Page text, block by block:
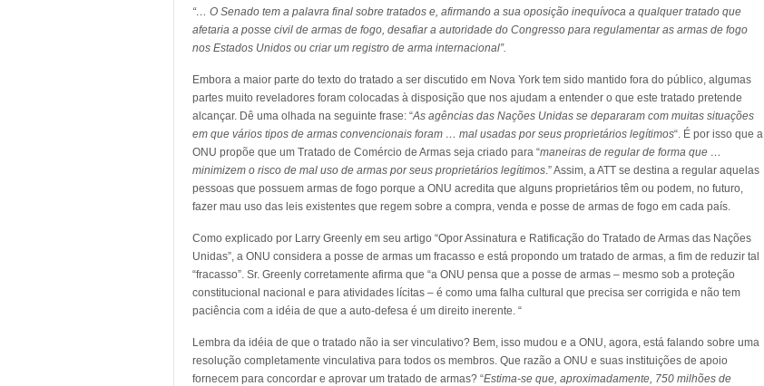
“… O Senado tem a palavra final sobre tratados e, afirmando a sua oposição inequívoca a qualquer tratado que
afetaria a posse civil de armas de fogo, desafiar a autoridade do Congresso para regulamentar as armas de fogo
nos Estados Unidos ou criar um registro de arma internacional”.
Embora a maior parte do texto do tratado a ser discutido em Nova York tem sido mantido fora do público, algumas
partes muito reveladores foram colocadas à disposição que nos ajudam a entender o que este tratado pretende
alcançar. Dê uma olhada na seguinte frase: “As agências das Nações Unidas se depararam com muitas situações
em que vários tipos de armas convencionais foram … mal usadas por seus proprietários legítimos“. É por isso que a
ONU propõe que um Tratado de Comércio de Armas seja criado para “maneiras de regular de forma que …
minimizem o risco de mal uso de armas por seus proprietários legítimos.” Assim, a ATT se destina a regular aquelas
pessoas que possuem armas de fogo porque a ONU acredita que alguns proprietários têm ou podem, no futuro,
fazer mau uso das leis existentes que regem sobre a compra, venda e posse de armas de fogo em cada país.
Como explicado por Larry Greenly em seu artigo “Opor Assinatura e Ratificação do Tratado de Armas das Nações
Unidas”, a ONU considera a posse de armas um fracasso e está propondo um tratado de armas, a fim de reduzir tal
“fracasso”. Sr. Greenly corretamente afirma que “a ONU pensa que a posse de armas – mesmo sob a proteção
constitucional nacional e para atividades lícitas – é como uma falha cultural que precisa ser corrigida e não tem
paciência com a idéia de que a auto-defesa é um direito inerente. “
Lembra da idéia de que o tratado não ia ser vinculativo? Bem, isso mudou e a ONU, agora, está falando sobre uma
resolução completamente vinculativa para todos os membros. Que razão a ONU e suas instituições de apoio
fornecem para concordar e aprovar um tratado de armas? “Estima-se que, aproximadamente, 750 milhões de